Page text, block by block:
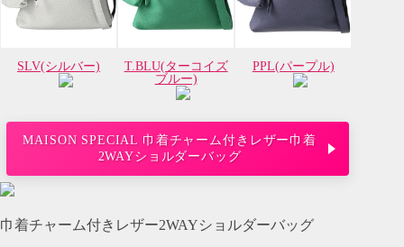
SLV(シルバー)
T.BLU(ターコイズ
ブルー)
PPL(パープル)
MAISON SPECIAL 巾着チャーム付きレザー巾着
2WAYショルダーバッグ
巾着チャーム付きレザー2WAYショルダーバッグ